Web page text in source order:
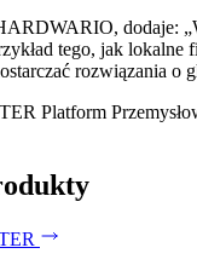
dodaje:
tego, jak lokalne
rozwiązania o
Platform